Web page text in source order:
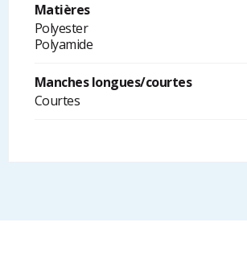
Matières
Polyester
Polyamide
Manches longues/courtes
Courtes